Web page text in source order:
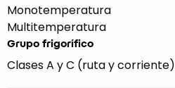
Monotemperatura
Multitemperatura
Grupo frigorífico
Clases A y C (ruta y corriente)